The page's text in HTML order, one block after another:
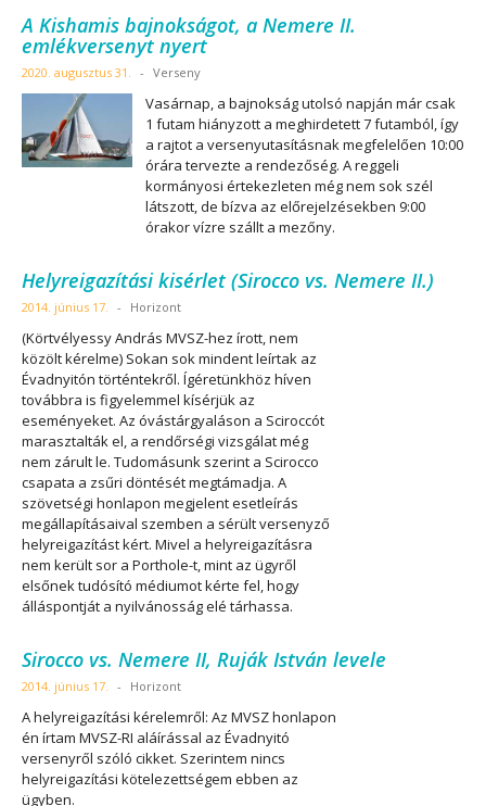
A Kishamis bajnokságot, a Nemere II.
emlékversenyt nyert
2020. augusztus 31. - Verseny
Vasárnap, a bajnokság utolsó napján már csak
1 futam hiányzott a meghirdetett 7 futamból, így
a rajtot a versenyutasításnak megfelelően 10:00
órára tervezte a rendezőség. A reggeli
kormányosi értekezleten még nem sok szél
látszott, de bízva az előrejelzésekben 9:00
órakor vízre szállt a mezőny.
Helyreigazítási kisérlet (Sirocco vs. Nemere II.)
2014. június 17. - Horizont
(Körtvélyessy András MVSZ-hez írott, nem
közölt kérelme) Sokan sok mindent leírtak az
Évadnyitón történtekről. Ígéretünkhöz híven
továbbra is figyelemmel kísérjük az
eseményeket. Az óvástárgyaláson a Sciroccót
marasztalták el, a rendőrségi vizsgálat még
nem zárult le. Tudomásunk szerint a Scirocco
csapata a zsűri döntését megtámadja. A
szövetségi honlapon megjelent esetleírás
megállapításaival szemben a sérült versenyző
helyreigazítást kért. Mivel a helyreigazításra
nem került sor a Porthole-t, mint az ügyről
elsőnek tudósító médiumot kérte fel, hogy
álláspontját a nyilvánosság elé tárhassa.
Sirocco vs. Nemere II, Ruják István levele
2014. június 17. - Horizont
A helyreigazítási kérelemről: Az MVSZ honlapon
én írtam MVSZ-RI aláírással az Évadnyitó
versenyről szóló cikket. Szerintem nincs
helyreigazítási kötelezettségem ebben az
ügyben.